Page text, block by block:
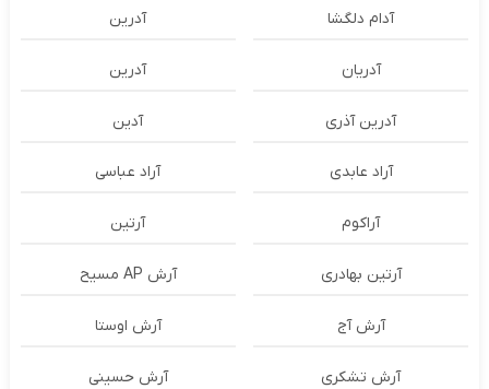
آدام دلگشا آدرين
آدریان آدرین
آدرین آذری آدین
آراد عابدی آراد عباسی
آراکوم آرتین
آرتین بهادری آرش AP مسیح
آرش آج آرش اوستا
آرش تشکری آرش حسینی